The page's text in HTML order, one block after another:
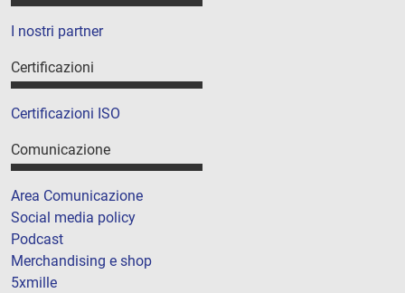
I nostri partner
Certificazioni
Certificazioni ISO
Comunicazione
Area Comunicazione
Social media policy
Podcast
Merchandising e shop
5xmille